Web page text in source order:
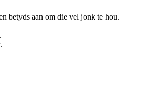
betyds aan om die vel jonk te hou.